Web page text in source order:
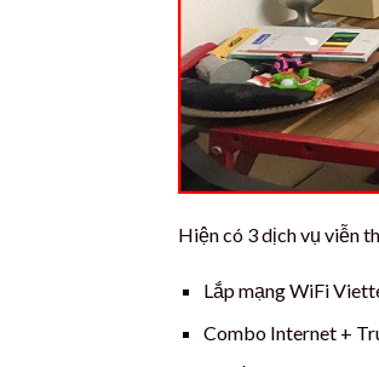
Hiện có 3 dịch vụ viễn
Lắp mạng WiFi
Combo Internet +